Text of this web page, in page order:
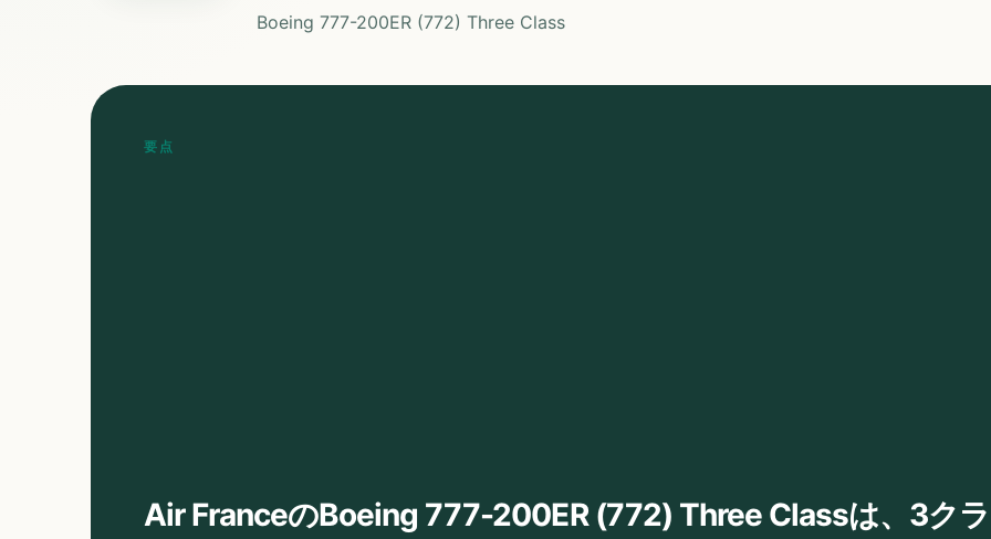
Boeing 777-200ER (772) Three Class
要点
Air FranceのBoeing 777-200ER (772) Three Classは、3ク